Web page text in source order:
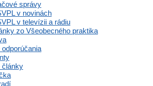
správy
v novinách
v televízii a rádiu
zo Všeobecného praktika
články
ZAUJAŤ